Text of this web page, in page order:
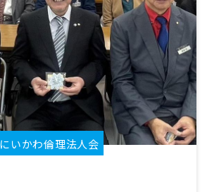
にいかわ倫理法人会